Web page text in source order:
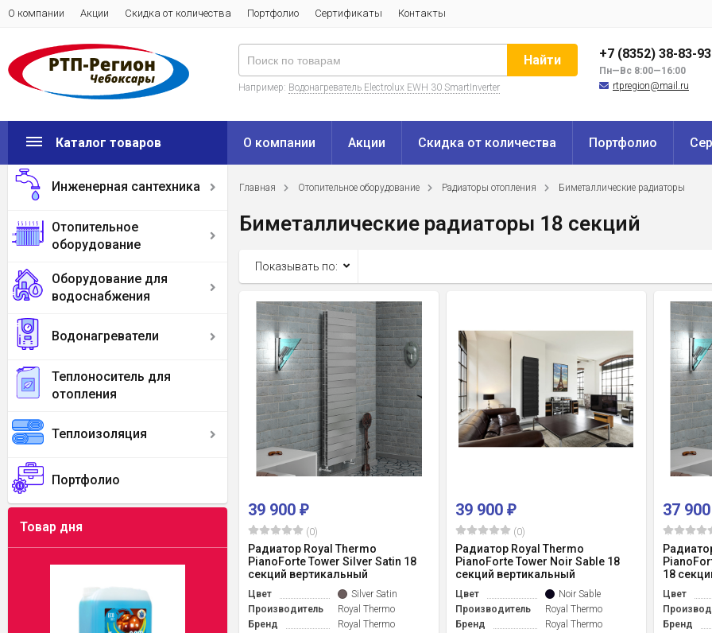
О компании Акции Скидка от количества Портфолио Сертификаты Контакты
+7 (8352) 38-83-93
Пн—Вс 8:00—16:00
rtpregion@mail.ru
Найти
Например: Водонагреватель Electrolux EWH 30 SmartInverter
Каталог товаров
Инженерная сантехника
Отопительное
оборудование
Оборудование для
водоснабжения
Водонагреватели
Теплоноситель для
отопления
Теплоизоляция
Портфолио
О компании Акции Скидка от количества Портфолио
Товар дня
Главная Отопительное оборудование Радиаторы отопления Биметаллические радиаторы
Биметаллические радиаторы 18 секций
Показывать по:
39 900₽
(0)
Радиатор Royal Thermo
PianoForte Tower Silver Satin 18
секций вертикальный
Цвет
Silver Satin
Производитель
Royal Thermo
Бренд
Royal Thermo
39 900 ₽
(0)
Радиатор Royal Thermo
PianoForte Tower Noir Sable 18
секций вертикальный
Цвет
Noir Sable
Производитель
Royal Thermo
Бренд
Royal Thermo
37 900
18
Цвет
Бренд